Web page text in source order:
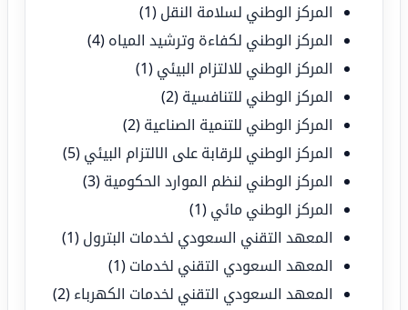
المركز الوطني لسلامة النقل (1)
المركز الوطني لكفاءة وترشيد المياه (4)
المركز الوطني للالتزام البيئي (1)
المركز الوطني للتنافسية (2)
المركز الوطني للتنمية الصناعية (2)
المركز الوطني للرقابة على الالتزام البيئي (5)
المركز الوطني لنظم الموارد الحكومية (3)
المركز الوطني مائي (1)
المعهد التقني السعودي لخدمات البترول (1)
المعهد السعودي التقني لخدمات (1)
المعهد السعودي التقني لخدمات الكهرباء (2)